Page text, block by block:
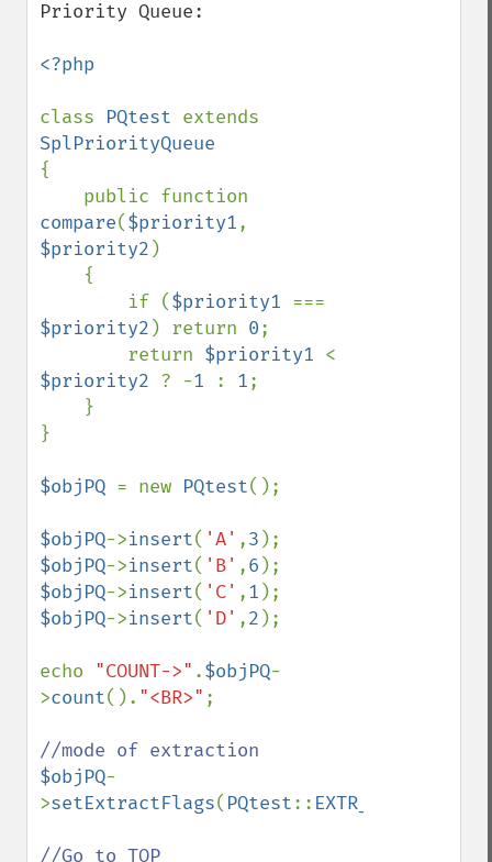
Priority Queue:
<?php
class PQtest
{
compare($priority1
$priority2 )
        if (
$priority1
$priority2 ) return 0;
        return
$priority1
$priority2 ? -1 : 1;
}
$objPQ = new PQtest();
$objPQ->insert( 'A' ,3
$objPQ->insert( 'B' ,6
$objPQ->insert( 'C' ,1
$objPQ->insert( 'D' ,2 );
echo "COUNT->" .$objPQ-
>count(). "<BR>" ;
$objPQ-
>setExtractFlags( PQtest:: EXTR_BOTH